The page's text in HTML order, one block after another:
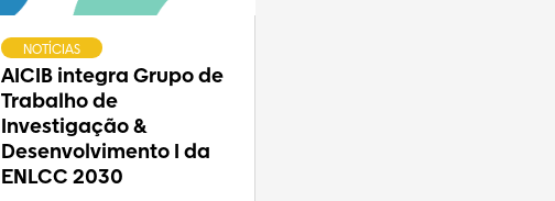
AICIB integra Grupo de
Trabalho de
Investigação &
Desenvolvimento I da
ENLCC 2030
NOTÍCIAS